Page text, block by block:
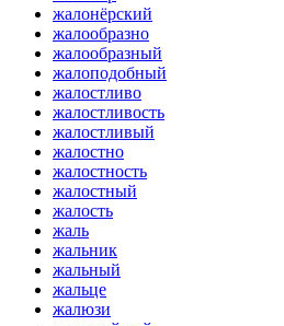
жалонёрский
жалообразно
жалообразный
жалоподобный
жалостливо
жалостливость
жалостливый
жалостно
жалостность
жалостный
жалость
жаль
жальник
жальный
жальце
жалюзи